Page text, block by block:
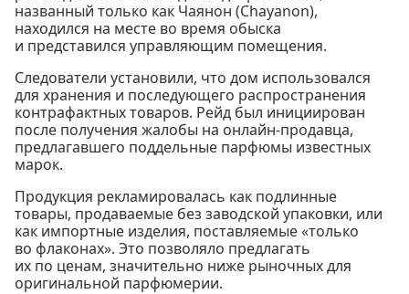
названный только как Чаянон (Chayanon),
находился на месте во время обыска
и представился управляющим помещения.
Следователи установили, что дом использовался
для хранения и последующего распространения
контрафактных товаров. Рейд был инициирован
после получения жалобы на онлайн-продавца,
предлагавшего поддельные парфюмы известных
марок.
Продукция рекламировалась как подлинные
товары, продаваемые без заводской упаковки, или
как импортные изделия, поставляемые «только
во флаконах». Это позволяло предлагать
их по ценам, значительно ниже рыночных для
оригинальной парфюмерии.